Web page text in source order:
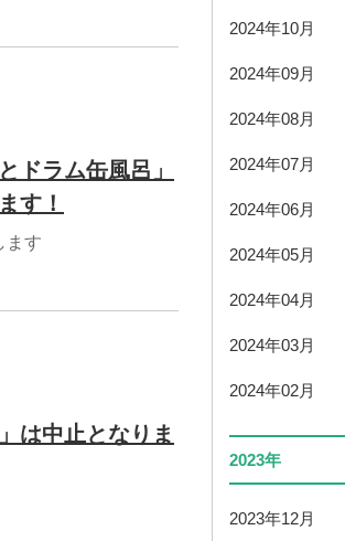
ドラム缶風呂」
す！
ます
は中止となりま
2024年10月
2024年09月
2024年08月
2024年07月
2024年06月
2024年05月
2024年04月
2024年03月
2024年02月
2023年
2023年12月